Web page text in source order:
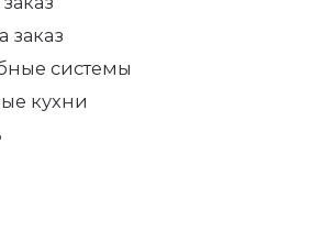
заказ
системы
кухни